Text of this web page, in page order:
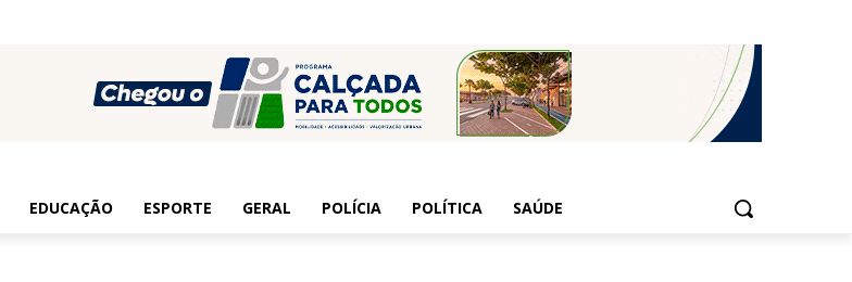
EDUCAÇÃO ESPORTE GERAL POLÍCIA POLÍTICA SAÚDE